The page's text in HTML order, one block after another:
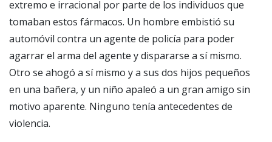
extremo e irracional por parte de los individuos que
tomaban estos fármacos. Un hombre embistió su
automóvil contra un agente de policía para poder
agarrar el arma del agente y dispararse a sí mismo.
Otro se ahogó a sí mismo y a sus dos hijos pequeños
en una bañera, y un niño apaleó a un gran amigo sin
motivo aparente. Ninguno tenía antecedentes de
violencia.